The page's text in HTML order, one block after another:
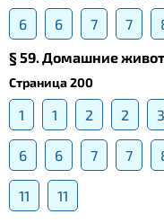
6 6 7 7
§ 59. Домашние
Страница 200
1 1 2 2 3
6 6 7 7
11 11